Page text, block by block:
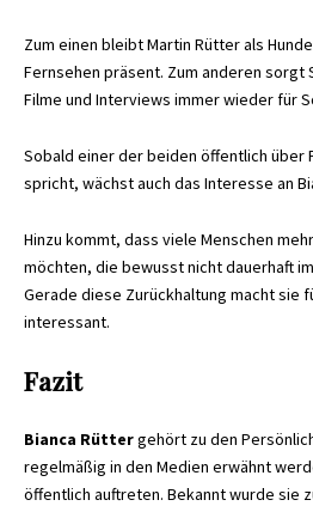
Zum einen bleibt Martin Rütter als
Fernsehen präsent. Zum anderen sorgt
Filme und Interviews immer wieder für
Sobald einer der beiden öffentlich über
spricht, wächst auch das Interesse an
Hinzu kommt, dass viele Menschen
möchten, die bewusst nicht dauerhaft
Gerade diese Zurückhaltung macht sie
interessant.
Fazit
Bianca Rüttergehört zu den
regelmäßig in den Medien erwähnt
öffentlich auftreten. Bekannt wurde sie